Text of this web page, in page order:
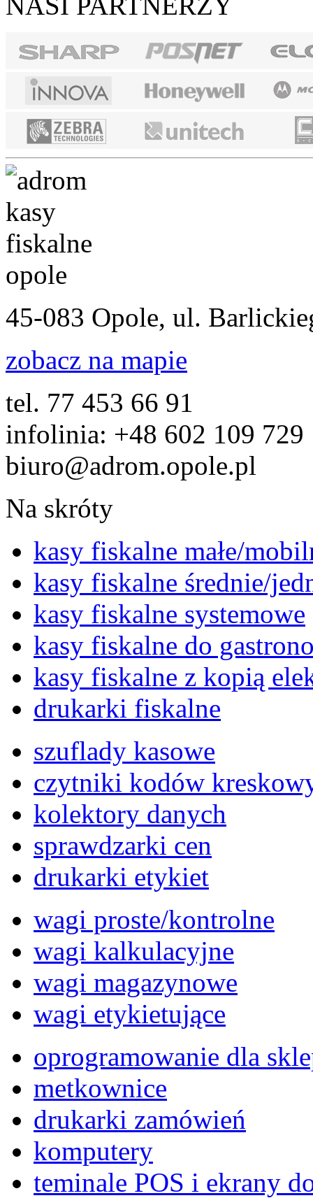
45-083 Opole, ul.
zobacz na mapie
tel. 77 453 66 91
infolinia: +48 602 109 729
biuro@adrom.opole.pl
Na skróty
kasy fiskalne małe/
kasy fiskalne średnie/
kasy fiskalne systemowe
kasy fiskalne do
kasy fiskalne z kopią
drukarki fiskalne
szuflady kasowe
czytniki kodów
kolektory danych
sprawdzarki cen
drukarki etykiet
wagi proste/kontrolne
wagi kalkulacyjne
wagi magazynowe
wagi etykietujące
oprogramowanie dla
metkownice
drukarki zamówień
komputery
teminale POS i ekrany